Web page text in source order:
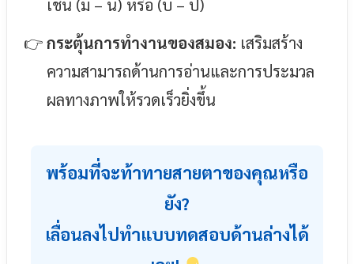
เช่น (ม – น) หรือ (บ – ป)
กระตุ้นการทำงานของสมอง: เสริมสร้าง
ความสามารถด้านการอ่านและการประมวล
ผลทางภาพให้รวดเร็วยิ่งขึ้น
พร้อมที่จะท้าทายสายตาของคุณหรือ
ยัง?
เลื่อนลงไปทำแบบทดสอบด้านล่างได้